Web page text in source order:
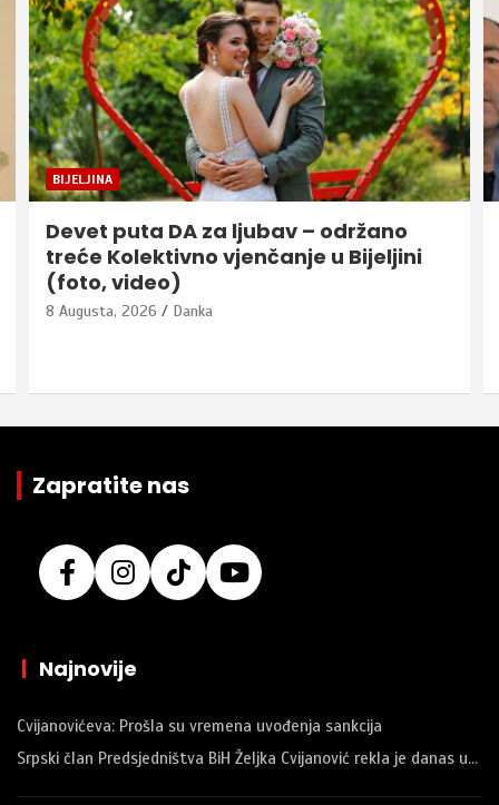
BIJELJINA
Devet puta DA za ljubav – održano
treće Kolektivno vjenčanje u Bijeljini
(foto, video)
8 Augusta, 2026 Danka
Zapratite nas
| Najnovije
Cvijanovićeva: Prošla su vremena uvođenja sankcija
Srpski član Predsjedništva BiH Željka Cvijanović rekla je danas u…